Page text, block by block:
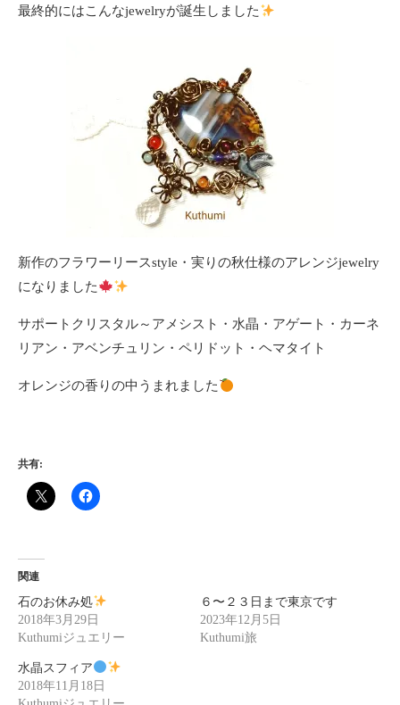
最終的にはこんなjewelryが誕生しました
新作のフラワーリースstyle・実りの秋仕様のアレンジjewelry
になりました
サポートクリスタル～アメシスト・水晶・アゲート・カーネ
リアン・アベンチュリン・ペリドット・ヘマタイト
オレンジの香りの中うまれました
共有:
関連
石のお休み処
2018年3月29日
Kuthumiジュエリー
６〜２３日まで東京です
2023年12月5日
Kuthumi旅
水晶スフィア
2018年11月18日